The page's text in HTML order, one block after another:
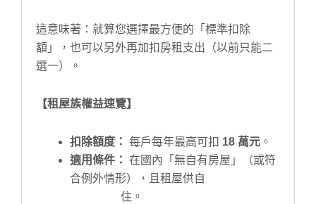
這意味著：就算您選擇最方便的「標準扣除
額」，也可以另外再加扣房租支出（以前只能二
選一）。
【租屋族權益速覽】
扣除額度： 每戶每年最高可扣 18 萬元 。
適用條件： 在國內「無自有房屋」（或符
合例外情形），且租屋供自
住。